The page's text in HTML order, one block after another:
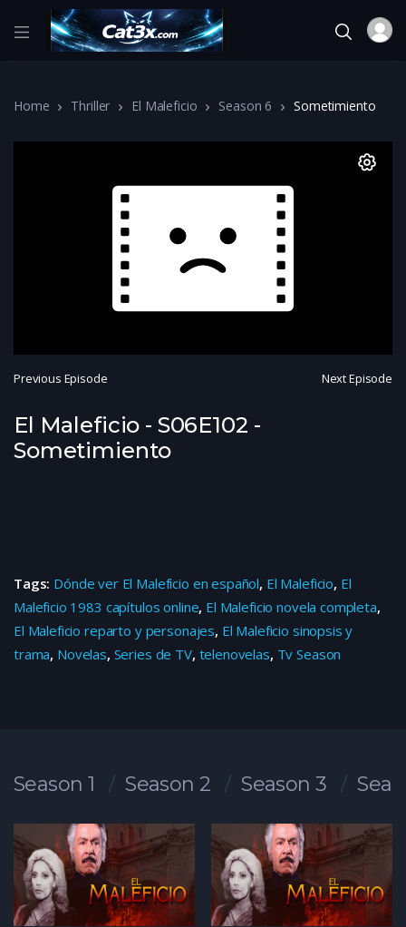
Home Thriller El Maleficio Season 6 Sometimiento
Previous Episode Next Episode
El Maleficio - S06E102 -
Sometimiento
Tags: Dónde ver El Maleficio en español, El Maleficio, El
Maleficio 1983 capítulos online, El Maleficio novela completa,
El Maleficio reparto y personajes, El Maleficio sinopsis y
trama, Novelas, Series de TV, telenovelas, Tv Season
Season 1 Season 2 Season 3